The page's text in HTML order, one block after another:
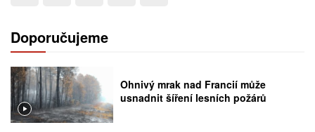
Doporučujeme
Ohnivý mrak nad Francií může
usnadnit šíření lesních požárů